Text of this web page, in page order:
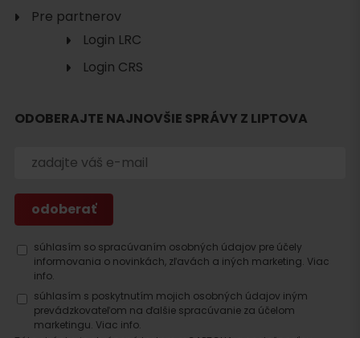
ubytovanie
Pre partnerov
Login LRC
Login CRS
ODOBERAJTE NAJNOVŠIE SPRÁVY Z LIPTOVA
súhlasím so spracúvaním osobných údajov pre účely
informovania o novinkách, zľavách a iných marketing. Viac
info.
súhlasím s poskytnutím mojich osobných údajov iným
prevádzkovateľom na ďalšie spracúvanie za účelom
marketingu. Viac info.